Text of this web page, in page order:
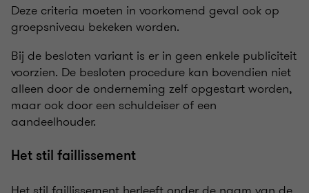
Deze criteria moeten in voorkomend geval ook op
groepsniveau bekeken worden.
Bij de besloten variant is er in geen enkele publiciteit
voorzien. De besloten procedure kan bovendien niet
alleen door de onderneming zelf opgestart worden,
maar ook door een schuldeiser of een
aandeelhouder.
Het stil faillissement